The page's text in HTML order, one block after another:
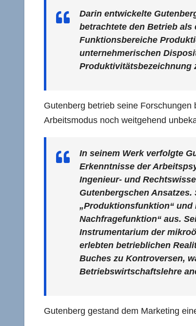
Darin entwickelte
betrachtete den Betrieb
Funktionsbereiche
unternehmerischen
Produktivitätsbezeichnung
Gutenberg betrieb seine
Arbeitsmodus noch weitgehend
In seinem Werk verfolgte
Erkenntnisse der
Ingenieur- und
Gutenbergschen
„Produktionsfunktion“ und
Nachfragefunktion“ aus.
Instrumentarium der
erlebten betrieblichen
Buches zu Kontroversen,
Betriebswirtschaftslehre
Gutenberg gestand dem Marketing